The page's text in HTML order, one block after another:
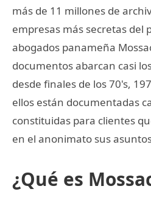
más de 11 millones de
empresas más secretas del
abogados panameña
documentos abarcan casi
desde finales de los 70's,
ellos están documentadas
constituidas para clientes
en el anonimato sus
¿Qué es